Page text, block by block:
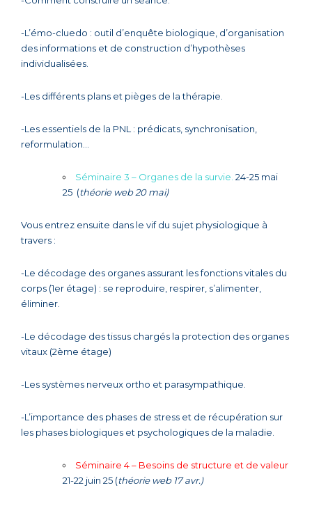
-L’émo-cluedo : outil d’enquête biologique, d’organisation
des informations et de construction d’hypothèses
individualisées.
-Les différents plans et pièges de la thérapie.
-Les essentiels de la PNL : prédicats, synchronisation,
reformulation…
Séminaire 3 – Organes de la survie. 24-25 mai
25 (théorie web 20 mai)
Vous entrez ensuite dans le vif du sujet physiologique à
travers :
-Le décodage des organes assurant les fonctions vitales du
corps (1er étage) : se reproduire, respirer, s’alimenter,
éliminer.
-Le décodage des tissus chargés la protection des organes
vitaux (2ème étage)
-Les systèmes nerveux ortho et parasympathique.
-L’importance des phases de stress et de récupération sur
les phases biologiques et psychologiques de la maladie.
Séminaire 4 – Besoins de structure et de valeur
21-22 juin 25 (théorie web 17 avr.)